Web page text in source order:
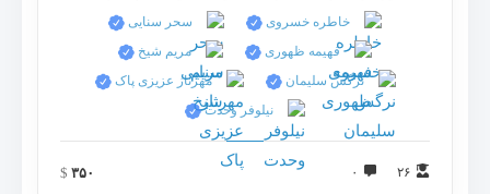
خاطره خسروی
سحر سنايی
فهیمه ظهوری
مریم شیخ
نرگس سلیمان
مهرناز عزیزی پاک
نيلوفر وحدت
۲۶ ۰ ۳۵۰ $